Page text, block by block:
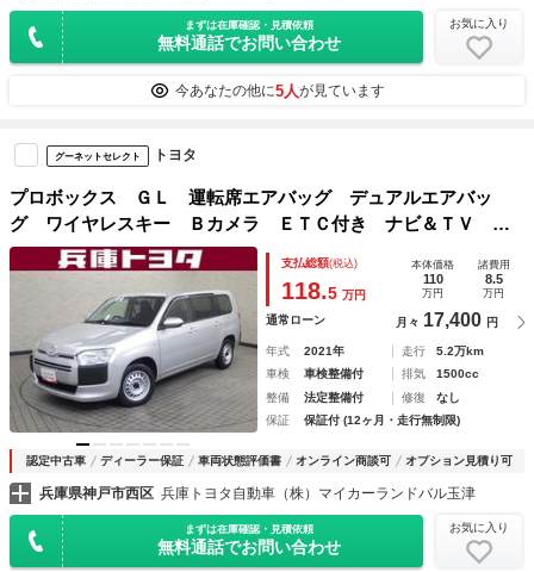
まずは在庫確認・見積依頼
無料通話でお問い合わせ
お気に入り
今あなたの他に5人が見ています
グーネットセレクト トヨタ
プロボックス ＧＬ 運転席エアバッグ デュアルエアバッ
グ ワイヤレスキー Ｂカメラ ＥＴＣ付き ナビ＆ＴＶ Ａ
Ｃ 横滑り防止機能 １オーナー 盗難防止装置 ワンセグテ
レビ ＡＢＳ パワーステアリング メモリナビ
支払総額(税込)
118.5 万円
本体価格
110
万円
諸費用
8.5
万円
通常ローン 月々 17,400 円
年式 2021年 走行
5.2万km
車検
車検整備付 排気
1500cc
整備
法定整備付 修復
なし
保証
保証付 (12ヶ月・走行無制限)
認定中古車 ディーラー保証 車両状態評価書 オンライン商談可 オプション見積り可
兵庫県神戸市西区 兵庫トヨタ自動車（株）マイカーランドバル玉津
まずは在庫確認・見積依頼
無料通話でお問い合わせ
お気に入り